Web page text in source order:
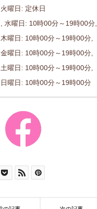
火曜日: 定休日
, 水曜日: 10時00分～19時00分,
木曜日: 10時00分～19時00分,
金曜日: 10時00分～19時00分,
土曜日: 10時00分～19時00分,
日曜日: 10時00分～19時00分